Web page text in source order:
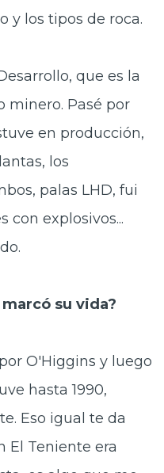
y los tipos de roca.
que es la
minero. Pasé por
en producción,
los
palas LHD, fui
con explosivos...
su vida?
O'Higgins y luego
hasta 1990,
Eso igual te da
El Teniente era